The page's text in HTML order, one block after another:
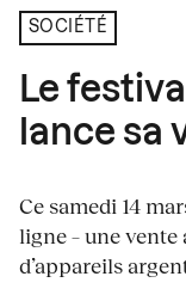
SOCIÉTÉ
Le
lance sa
Ce samedi 14
ligne – une
d’appareils